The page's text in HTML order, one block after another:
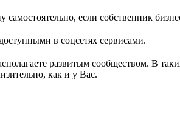
самостоятельно, если собственник
в соцсетях сервисами.
развитым сообществом. В
как и у Вас.